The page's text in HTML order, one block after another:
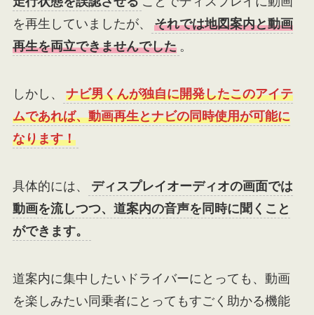
を再生していましたが、
それでは地図案内と動画
再生を両立できませんでした 。
しかし、
ナビ男くんが独自に開発したこのアイテ
ムであれば、動画再生とナビの同時使用が可能に
なります！
具体的には、
ディスプレイオーディオの画面では
動画を流しつつ、道案内の音声を同時に聞くこと
ができます。
道案内に集中したいドライバーにとっても、動画
を楽しみたい同乗者にとってもすごく助かる機能